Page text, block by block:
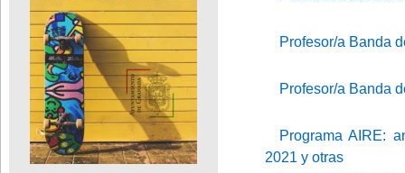
Profesor/a Banda
Profesor/a Banda
Programa AIRE:
2021 y otras